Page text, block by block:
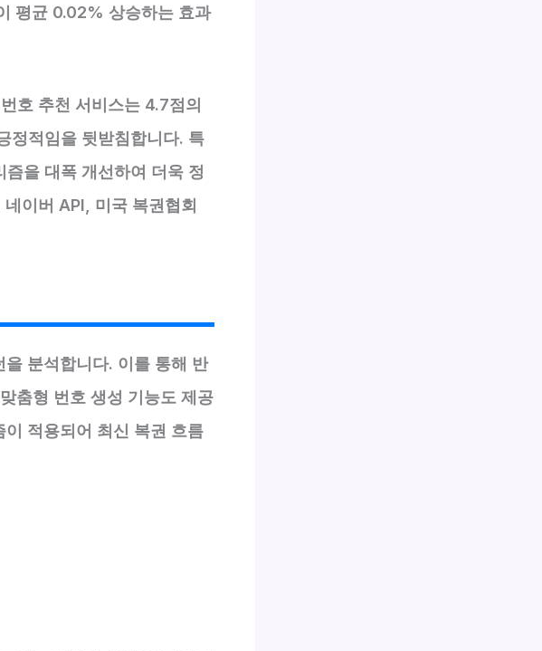
평균 0.02% 상승하는 효과
호 추천 서비스는 4.7점의
정적임을 뒷받침합니다. 특
을 대폭 개선하여 더욱 정
이버 API, 미국 복권협회
분석합니다. 이를 통해 반
춤형 번호 생성 기능도 제공
적용되어 최신 복권 흐름